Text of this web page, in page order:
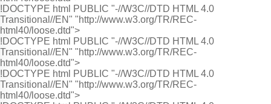
!DOCTYPE html PUBLIC "-//W3C//DTD HTML 4.0
Transitional//EN" "http://www.w3.org/TR/REC-
html40/loose.dtd">
!DOCTYPE html PUBLIC "-//W3C//DTD HTML 4.0
Transitional//EN" "http://www.w3.org/TR/REC-
html40/loose.dtd">
!DOCTYPE html PUBLIC "-//W3C//DTD HTML 4.0
Transitional//EN" "http://www.w3.org/TR/REC-
html40/loose.dtd">